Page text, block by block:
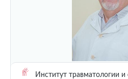
Институт травматологии и